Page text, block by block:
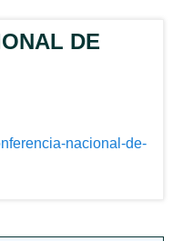
DE
nacional-de-